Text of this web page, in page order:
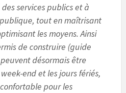
services publics et à
tout en maîtrisant
les moyens. Ainsi
de construire (guide
désormais être
end et les jours fériés,
pour les